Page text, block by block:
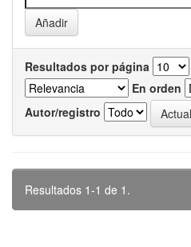
Resultados por página
En orden
Autor/registro
Resultados 1-1 de 1.